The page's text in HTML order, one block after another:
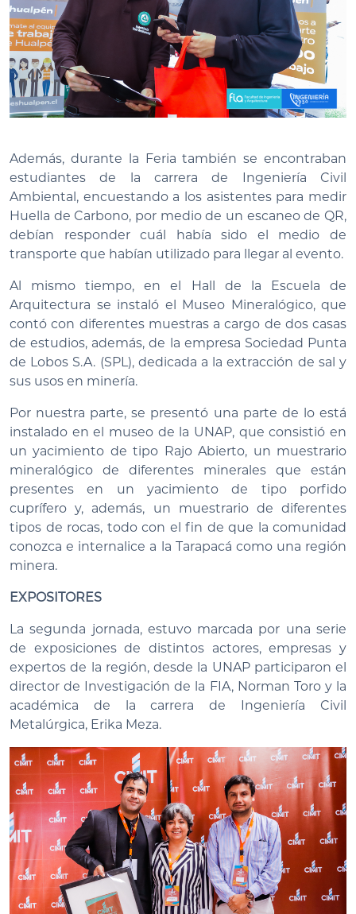
Además, durante la Feria también se encontraban
estudiantes de la carrera de Ingeniería Civil
Ambiental, encuestando a los asistentes para medir
Huella de Carbono, por medio de un escaneo de QR,
debían responder cuál había sido el medio de
transporte que habían utilizado para llegar al evento.
Al mismo tiempo, en el Hall de la Escuela de
Arquitectura se instaló el Museo Mineralógico, que
contó con diferentes muestras a cargo de dos casas
de estudios, además, de la empresa Sociedad Punta
de Lobos S.A. (SPL), dedicada a la extracción de sal y
sus usos en minería.
Por nuestra parte, se presentó una parte de lo está
instalado en el museo de la UNAP, que consistió en
un yacimiento de tipo Rajo Abierto, un muestrario
mineralógico de diferentes minerales que están
presentes en un yacimiento de tipo porfido
cuprífero y, además, un muestrario de diferentes
tipos de rocas, todo con el fin de que la comunidad
conozca e internalice a la Tarapacá como una región
minera.
EXPOSITORES
La segunda jornada, estuvo marcada por una serie
de exposiciones de distintos actores, empresas y
expertos de la región, desde la UNAP participaron el
director de Investigación de la FIA, Norman Toro y la
académica de la carrera de Ingeniería Civil
Metalúrgica, Erika Meza.